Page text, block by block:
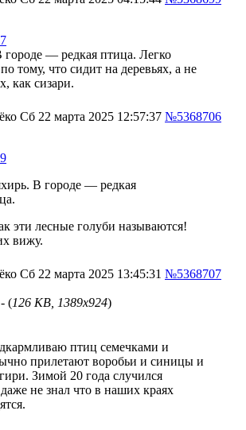
городе — редкая птица. Легко
тому, что сидит на деревьях, а не
как сизари.
Сб 22 марта 2025 12:57:37 №5368706
В городе — редкая
эти лесные голуби называются!
вижу.
Сб 22 марта 2025 13:45:31 №5368707
- (126 KB, 1389x924)
птиц семечками и
прилетают воробьи и синицы и
Зимой 20 года случился
не знал что в наших краях